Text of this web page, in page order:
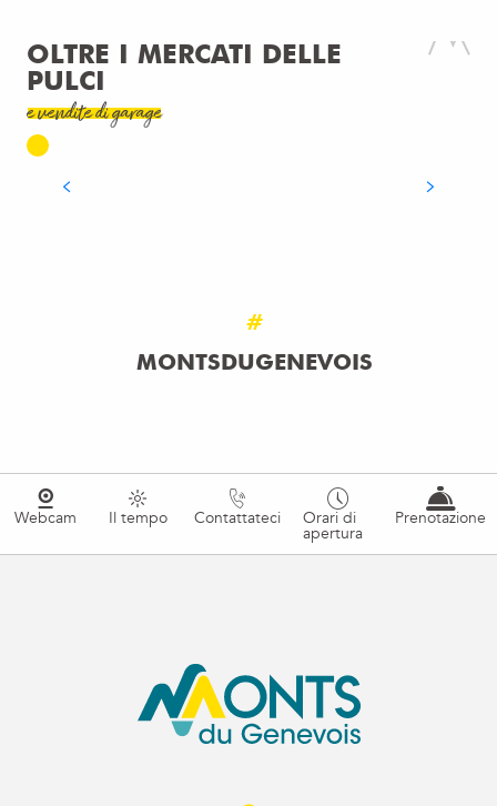
OLTRE I MERCATI DELLE
PULCI
e vendite di garage
#
MONTSDUGENEVOIS
Webcam Il tempo Contattateci Orari di
apertura
Prenotazione